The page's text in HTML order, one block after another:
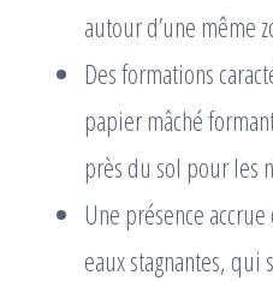
autour d’une même
Des formations
papier mâché
près du sol pour les
Une présence
eaux stagnantes, qui